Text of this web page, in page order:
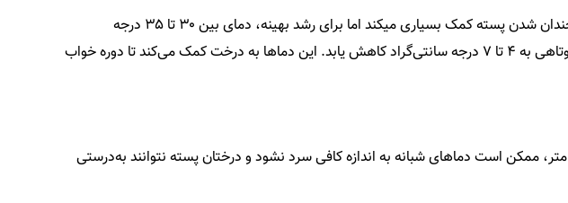
پسته به دمای بالا در تابستان نیاز دارد و قادر به تحمل دمای ۴۰ درجه سانتی‌گراد است، که این امر برای خندان شدن پسته کمک بسیاری میکند اما برای رشد بهینه، دمای بین ۳۰ تا ۳۵ درجه
سانتی‌گراد بهترین است. همچنین، برای شکستن دوره خواب درخت، لازم است دما در زمستان به مدت کوتاهی به ۴ تا ۷ درجه سانتی‌گراد کاهش یابد. این دماها به درخت کمک می‌کند تا دوره خواب
ارتفاع مناسب برای کاشت پسته بین ۸۰۰ تا ۱۵۰۰ متر از سطح دریا است. در مناطقی با ارتفاع کمتر از ۸۰۰ متر، ممکن است دماهای شبانه به اندازه کافی سرد نشود و درختان پسته نتوانند به‌درستی